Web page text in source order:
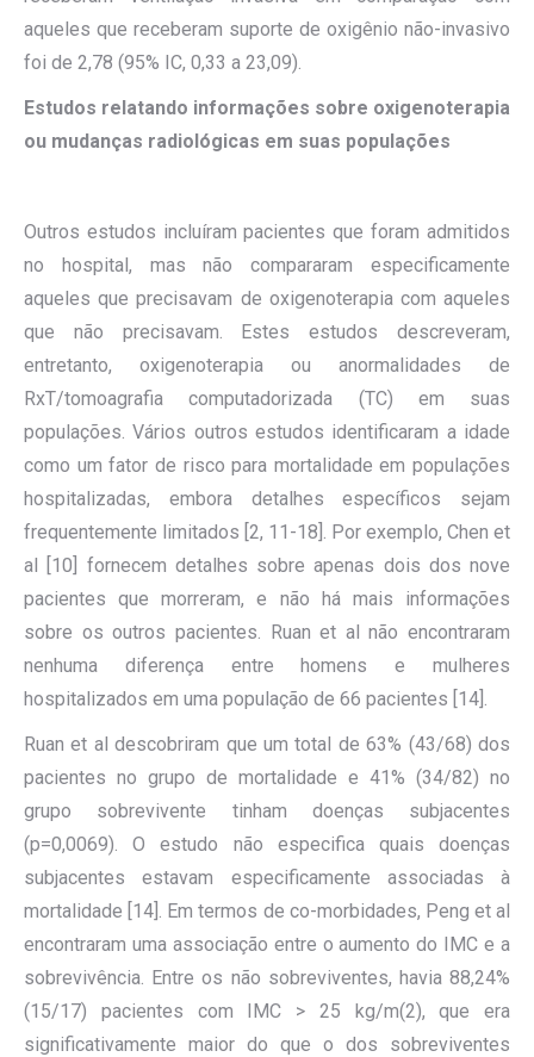
aqueles que receberam suporte de oxigênio não-invasivo
foi de 2,78 (95% IC, 0,33 a 23,09).
Estudos relatando informações sobre oxigenoterapia
ou mudanças radiológicas em suas populações
Outros estudos incluíram pacientes que foram admitidos
no hospital, mas não compararam especificamente
aqueles que precisavam de oxigenoterapia com aqueles
que não precisavam. Estes estudos descreveram,
entretanto, oxigenoterapia ou anormalidades de
RxT/tomoagrafia computadorizada (TC) em suas
populações. Vários outros estudos identificaram a idade
como um fator de risco para mortalidade em populações
hospitalizadas, embora detalhes específicos sejam
frequentemente limitados [2, 11-18]. Por exemplo, Chen et
al [10] fornecem detalhes sobre apenas dois dos nove
pacientes que morreram, e não há mais informações
sobre os outros pacientes. Ruan et al não encontraram
nenhuma diferença entre homens e mulheres
hospitalizados em uma população de 66 pacientes [14].
Ruan et al descobriram que um total de 63% (43/68) dos
pacientes no grupo de mortalidade e 41% (34/82) no
grupo sobrevivente tinham doenças subjacentes
(p=0,0069). O estudo não especifica quais doenças
subjacentes estavam especificamente associadas à
mortalidade [14]. Em termos de co-morbidades, Peng et al
encontraram uma associação entre o aumento do IMC e a
sobrevivência. Entre os não sobreviventes, havia 88,24%
(15/17) pacientes com IMC > 25 kg/m(2), que era
significativamente maior do que o dos sobreviventes